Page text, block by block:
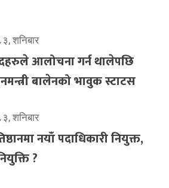
शनिबार
आलोचना गर्न थालेपछि
बालेनको भावुक स्टाटस
शनिबार
नयाँ पदाधिकारी नियुक्त,
?